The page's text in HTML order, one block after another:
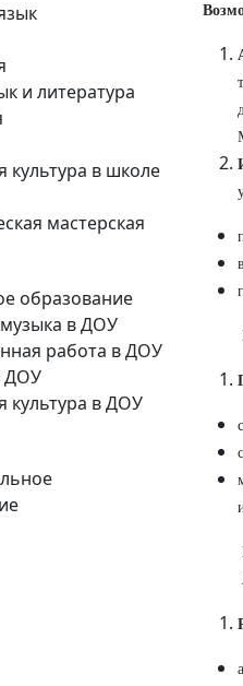
и литература
культура в школе
мастерская
образование
музыка в ДОУ
работа в ДОУ
ДОУ
культура в ДОУ